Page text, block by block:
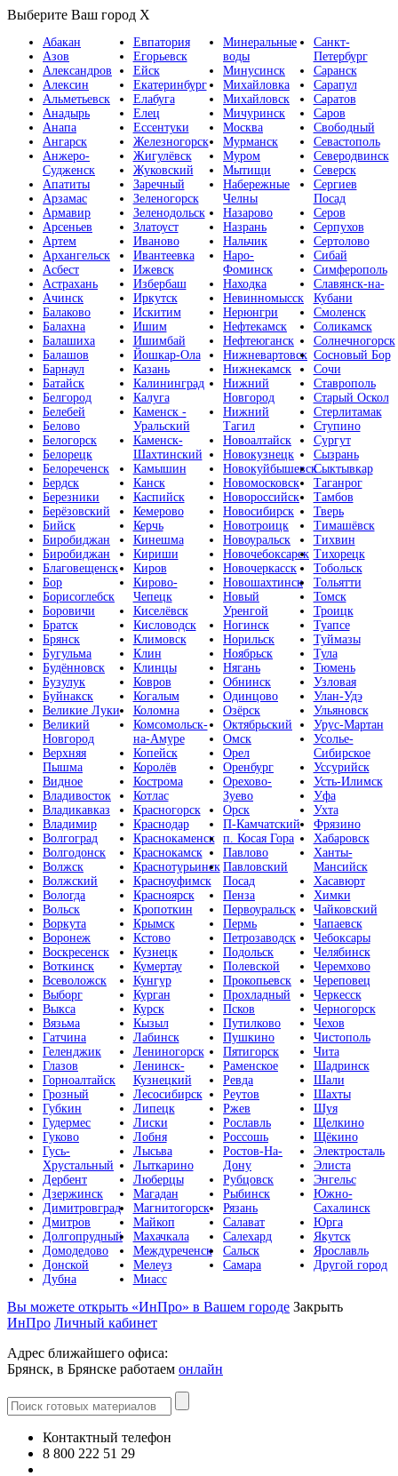
Выберите Ваш город X
Абакан
Азов
Александров
Алексин
Альметьевск
Анадырь
Анапа
Ангарск
Анжеро-
Судженск
Апатиты
Арзамас
Армавир
Арсеньев
Артем
Архангельск
Асбест
Астрахань
Ачинск
Балаково
Балахна
Балашиха
Балашов
Барнаул
Батайск
Белгород
Белебей
Белово
Белогорск
Белорецк
Белореченск
Бердск
Березники
Берёзовский
Бийск
Биробиджан
Биробиджан
Благовещенск
Бор
Борисоглебск
Боровичи
Братск
Брянск
Бугульма
Будённовск
Бузулук
Буйнакск
Великие Луки
Великий
Новгород
Верхняя
Пышма
Видное
Владивосток
Владикавказ
Владимир
Волгоград
Волгодонск
Волжск
Волжский
Вологда
Вольск
Воркута
Воронеж
Воскресенск
Воткинск
Всеволожск
Выборг
Выкса
Вязьма
Гатчина
Геленджик
Глазов
Горноалтайск
Грозный
Губкин
Гудермес
Гуково
Гусь-
Хрустальный
Дербент
Дзержинск
Димитровград
Дмитров
Долгопрудный
Домодедово
Донской
Дубна
Евпатория
Егорьевск
Ейск
Екатеринбург
Елабуга
Елец
Ессентуки
Железногорск
Жигулёвск
Жуковский
Заречный
Зеленогорск
Зеленодольск
Златоуст
Иваново
Ивантеевка
Ижевск
Избербаш
Иркутск
Искитим
Ишим
Ишимбай
Йошкар-Ола
Казань
Калининград
Калуга
Каменск -
Уральский
Каменск-
Шахтинский
Камышин
Канск
Каспийск
Кемерово
Керчь
Кинешма
Кириши
Киров
Кирово-
Чепецк
Киселёвск
Кисловодск
Климовск
Клин
Клинцы
Ковров
Когалым
Коломна
Комсомольск-
на-Амуре
Копейск
Королёв
Кострома
Котлас
Красногорск
Краснодар
Краснокаменск
Краснокамск
Краснотурьинск
Красноуфимск
Красноярск
Кропоткин
Крымск
Кстово
Кузнецк
Кумертау
Кунгур
Курган
Курск
Кызыл
Лабинск
Лениногорск
Ленинск-
Кузнецкий
Лесосибирск
Липецк
Лиски
Лобня
Лысьва
Лыткарино
Люберцы
Магадан
Магнитогорск
Майкоп
Махачкала
Междуреченск
Мелеуз
Миасс
Минеральные
воды
Минусинск
Михайловка
Михайловск
Мичуринск
Москва
Мурманск
Муром
Мытищи
Набережные
Челны
Назарово
Назрань
Нальчик
Наро-
Фоминск
Находка
Невинномысск
Нерюнгри
Нефтекамск
Нефтеюганск
Нижневартовск
Нижнекамск
Нижний
Новгород
Нижний
Тагил
Новоалтайск
Новокузнецк
Новокуйбышевск
Новомосковск
Новороссийск
Новосибирск
Новотроицк
Новоуральск
Новочебоксарск
Новочеркасск
Новошахтинск
Новый
Уренгой
Ногинск
Норильск
Ноябрьск
Нягань
Обнинск
Одинцово
Озёрск
Октябрьский
Омск
Орел
Оренбург
Орехово-
Зуево
Орск
П-Камчатский
п. Косая Гора
Павлово
Павловский
Посад
Пенза
Первоуральск
Пермь
Петрозаводск
Подольск
Полевской
Прокопьевск
Прохладный
Псков
Путилково
Пушкино
Пятигорск
Раменское
Ревда
Реутов
Ржев
Рославль
Россошь
Ростов-На-
Дону
Рубцовск
Рыбинск
Рязань
Салават
Салехард
Сальск
Самара
Санкт-
Петербург
Саранск
Сарапул
Саратов
Саров
Свободный
Севастополь
Северодвинск
Северск
Сергиев
Посад
Серов
Серпухов
Сертолово
Сибай
Симферополь
Славянск-на-
Кубани
Смоленск
Соликамск
Солнечногорск
Сосновый Бор
Сочи
Ставрополь
Старый Оскол
Стерлитамак
Ступино
Сургут
Сызрань
Сыктывкар
Таганрог
Тамбов
Тверь
Тимашёвск
Тихвин
Тихорецк
Тобольск
Тольятти
Томск
Троицк
Туапсе
Туймазы
Тула
Тюмень
Узловая
Улан-Удэ
Ульяновск
Урус-Мартан
Усолье-
Сибирское
Уссурийск
Усть-Илимск
Уфа
Ухта
Фрязино
Хабаровск
Ханты-
Мансийск
Хасавюрт
Химки
Чайковский
Чапаевск
Чебоксары
Челябинск
Черемхово
Череповец
Черкесск
Черногорск
Чехов
Чистополь
Чита
Шадринск
Шали
Шахты
Шуя
Щелкино
Щёкино
Электросталь
Элиста
Энгельс
Южно-
Сахалинск
Юрга
Якутск
Ярославль
Другой город
Вы можете открыть «ИнПро» в Вашем городе Закрыть
ИнПро Личный кабинет
Адрес ближайшего офиса:
Брянск, в Брянске работаем онлайн
Контактный телефон
8 800 222 51 29